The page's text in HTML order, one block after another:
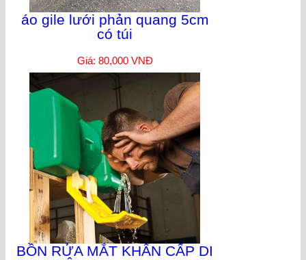
áo gile lưới phản quang 5cm
có túi
Giá: 80,000 VNĐ
BỒN RỬA MẮT KHẨN CẤP DI